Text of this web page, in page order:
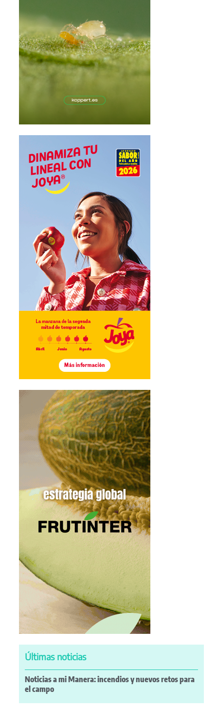
Últimas noticias
Noticias a mi Manera: incendios y nuevos retos para
el campo